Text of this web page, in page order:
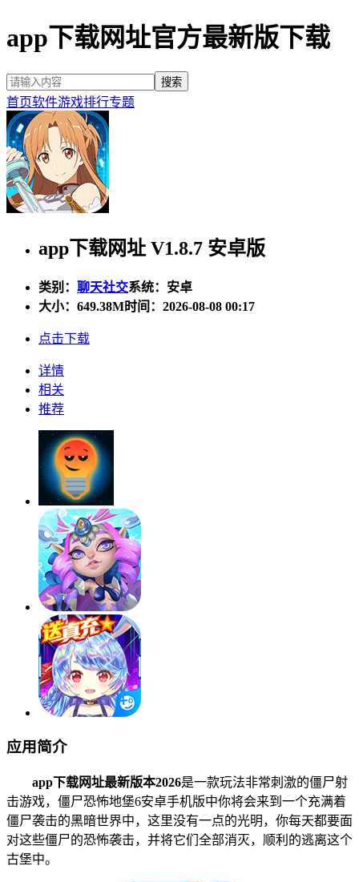
app下载网址官方最新版下载
首页软件游戏排行专题
app下载网址 V1.8.7 安卓版
类别： 聊天社交系统：安卓
大小： 649.38M时间：2026-08-08 00:17
点击下载
详情
相关
推荐
应用简介
app下载网址最新版本2026是一款玩法非常刺激的僵尸射
击游戏，僵尸恐怖地堡6安卓手机版中你将会来到一个充满着
僵尸袭击的黑暗世界中，这里没有一点的光明，你每天都要面
对这些僵尸的恐怖袭击，并将它们全部消灭，顺利的逃离这个
古堡中。